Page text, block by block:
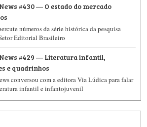
#430 — O estado do mercado
números da série histórica da pesquisa
Editorial Brasileiro
#429 — Literatura infantil,
e quadrinhos
conversou com a editora Via Lúdica para falar
infantil e infantojuvenil